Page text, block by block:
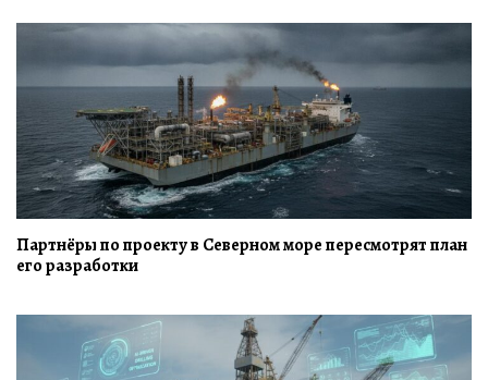
Партнёры по проекту в Северном море пересмотрят план
его разработки